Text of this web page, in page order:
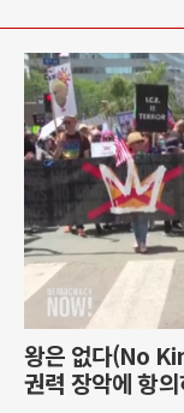
왕은 없다(No
권력 장악에 항